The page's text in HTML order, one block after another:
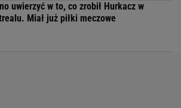
uwierzyć w to, co zrobił Hurkacz w
Miał już piłki meczowe